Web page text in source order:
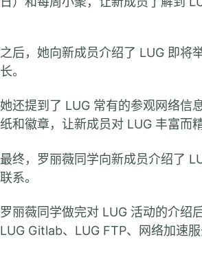
之后，她向新成员介绍了 LUG 即将
长。
她还提到了 LUG 常有的参观网络信
纸和徽章，让新成员对 LUG 丰富而
最终，罗丽薇同学向新成员介绍了
联系。
罗丽薇同学做完对 LUG 活动的介绍
LUG Gitlab、LUG FTP、网络加速